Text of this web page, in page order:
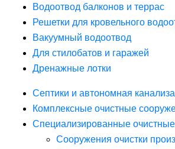
Водоотвод балконов и террас
Решетки для кровельного
Вакуумный водоотвод
Для стилобатов и гаражей
Дренажные лотки
Септики и автономная
Комплексные очистные
Специализированные
Сооружения очистки